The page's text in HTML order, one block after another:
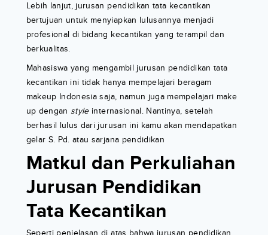
Lebih lanjut, jurusan pendidikan tata kecantikan
bertujuan untuk menyiapkan lulusannya menjadi
profesional di bidang kecantikan yang terampil dan
berkualitas.
Mahasiswa yang mengambil jurusan pendidikan tata
kecantikan ini tidak hanya mempelajari beragam
makeup Indonesia saja, namun juga mempelajari make
up dengan styleinternasional. Nantinya, setelah
berhasil lulus dari jurusan ini kamu akan mendapatkan
gelar S. Pd. atau sarjana pendidikan
Matkul dan Perkuliahan
Jurusan Pendidikan
Tata Kecantikan
Seperti penjelasan di atas bahwa jurusan pendidikan